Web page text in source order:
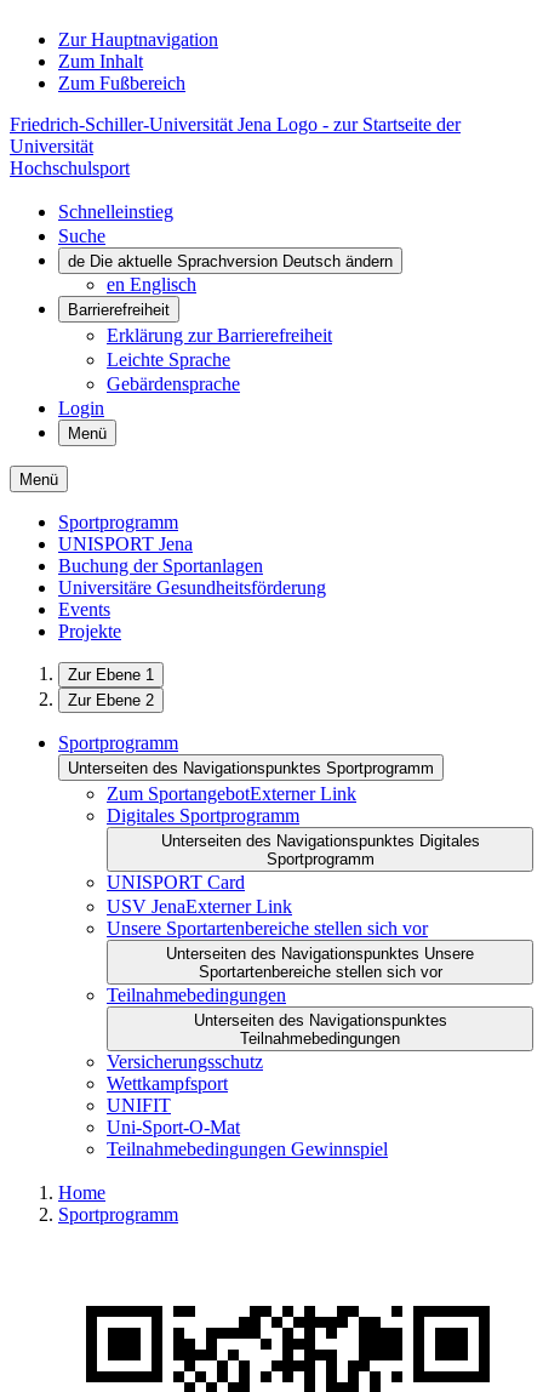
Zur Hauptnavigation
Zum Inhalt
Zum Fußbereich
Friedrich-Schiller-Universität Jena Logo - zur Startseite der
Universität
Hochschulsport
Schnelleinstieg
Suche
de Die aktuelle Sprachversion Deutsch ändern
en Englisch
Barrierefreiheit
Erklärung zur Barrierefreiheit
Leichte Sprache
Gebärdensprache
Login
Menü
Menü
Sportprogramm
UNISPORT Jena
Buchung der Sportanlagen
Universitäre Gesundheitsförderung
Events
Projekte
Zur Ebene 1
Zur Ebene 2
Sportprogramm
Unterseiten des Navigationspunktes Sportprogramm
Zum SportangebotExterner Link
Digitales Sportprogramm
Unterseiten des Navigationspunktes Digitales
Sportprogramm
UNISPORT Card
USV JenaExterner Link
Unsere Sportartenbereiche stellen sich vor
Unterseiten des Navigationspunktes Unsere
Sportartenbereiche stellen sich vor
Teilnahmebedingungen
Unterseiten des Navigationspunktes
Teilnahmebedingungen
Versicherungsschutz
Wettkampfsport
UNIFIT
Uni-Sport-O-Mat
Teilnahmebedingungen Gewinnspiel
Home
Sportprogramm